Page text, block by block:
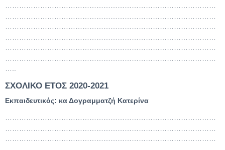
………………………………………………………………………………
………………………………………………………………………………
………………………………………………………………………………
………………………………………………………………………………
………………………………………………………………………………
………………………………………………………………………………
…..
ΣΧΟΛΙΚΟ ΕΤΟΣ 2020-2021
Εκπαιδευτικός: κα Δογραμματζή Κατερίνα
………………………………………………………………………………
………………………………………………………………………………
………………………………………………………………………………